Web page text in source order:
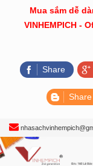
Mua sắm dễ
VINHEMPICH -
Share
Share